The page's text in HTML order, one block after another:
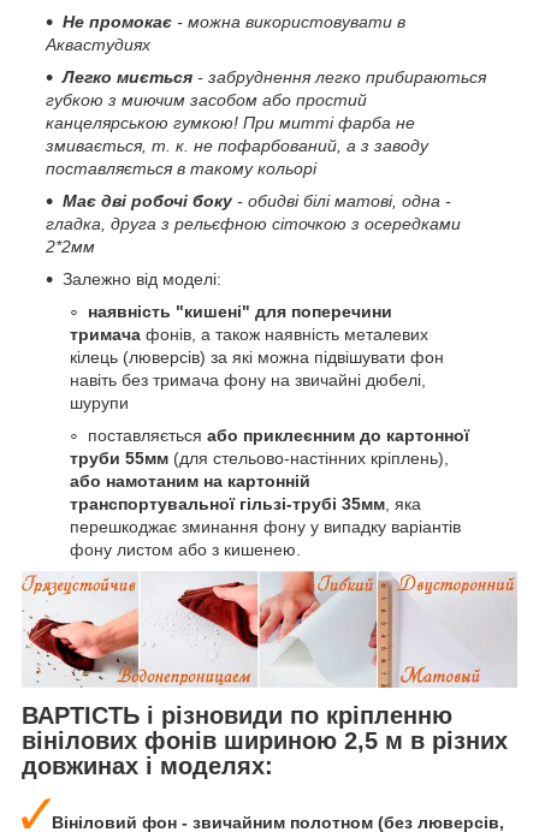
Не промокає - можна використовувати в
Аквастудиях
Легко миється - забруднення легко прибираються
губкою з миючим засобом або простий
канцелярською гумкою! При митті фарба не
змивається, т. к. не пофарбований, а з заводу
поставляється в такому кольорі
Має дві робочі боку - обидві білі матові, одна -
гладка, друга з рельєфною сіточкою з осередками
2*2мм
Залежно від моделі:
наявність "кишені" для поперечини
тримача фонів, а також наявність металевих
кілець (люверсів) за які можна підвішувати фон
навіть без тримача фону на звичайні дюбелі,
шурупи
поставляється або приклеєнним до картонної
труби 55мм (для стельово-настінних кріплень),
або намотаним на картонній
транспортувальної гільзі-трубі 35мм , яка
перешкоджає зминання фону у випадку варіантів
фону листом або з кишенею.
ВАРТІСТЬ і різновиди по кріпленню
вінілових фонів шириною 2,5 м в різних
довжинах і моделях:
Вініловий фон - звичайним полотном (без люверсів,